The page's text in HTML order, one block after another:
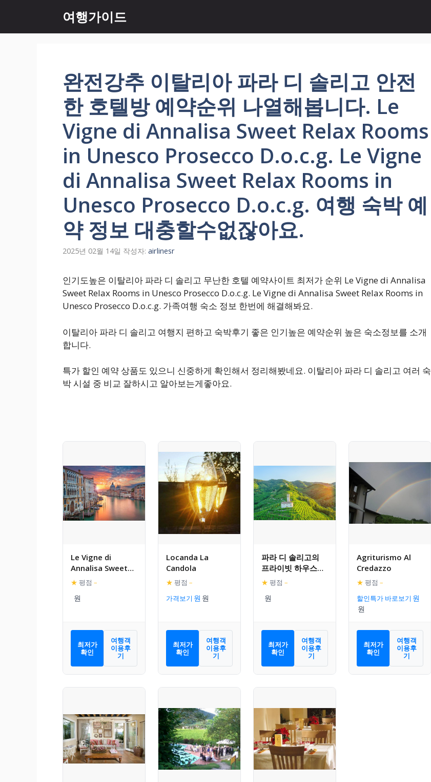
츠
여행가이드
완전강추 이탈리아 파라 디 솔리고 안전
한 호텔방 예약순위 나열해봅니다. Le
Vigne di Annalisa Sweet Relax Rooms
in Unesco Prosecco D.o.c.g. Le Vigne
di Annalisa Sweet Relax Rooms in
Unesco Prosecco D.o.c.g. 여행 숙박 예
약 정보 대충할수없잖아요.
2025년 02월 14일 작성자: airlinesr
인기도높은 이탈리아 파라 디 솔리고 무난한 호텔 예약사이트 최저가 순위 Le Vigne di Annalisa
Sweet Relax Rooms in Unesco Prosecco D.o.c.g. Le Vigne di Annalisa Sweet Relax Rooms in
Unesco Prosecco D.o.c.g. 가족여행 숙소 정보 한번에 해결해봐요.
이탈리아 파라 디 솔리고 여행지 편하고 숙박후기 좋은 인기높은 예약순위 높은 숙소정보를 소개
합니다.
특가 할인 예약 상품도 있으니 신중하게 확인해서 정리해봤네요. 이탈리아 파라 디 솔리고 여러 숙
박 시설 중 비교 잘하시고 알아보는게좋아요.
Le Vigne di
Annalisa Sweet
Relax Rooms in
D.o.c.g.
★ 평점 –
최저가
확인
여행객
이용후
기
Locanda La
Candola
★ 평점 –
가격보기
최저가
확인
여행객
이용후
기
파라 디 솔리고의
프라이빗 하우스
(300m², 침실 4개,
★ 평점 –
최저가
확인
여행객
이용후
기
Agriturismo Al
Credazzo
★ 평점 –
할인특가 바로보기
최저가
확인
여행객
이용후
기